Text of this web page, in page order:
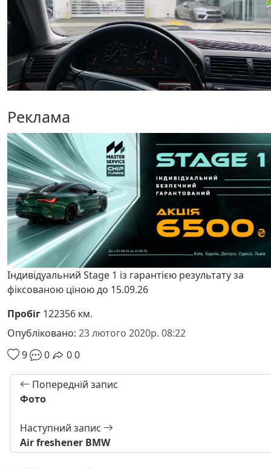
Реклама
Індивідуальний Stage 1 із гарантією результату за
фіксованою ціною до 15.09.26
Пробіг 122356 км.
Опубліковано: 23 лютого 2020р. 08:22
9
0 00
Попередній запис
Фото
Наступний запис
Air freshener BMW